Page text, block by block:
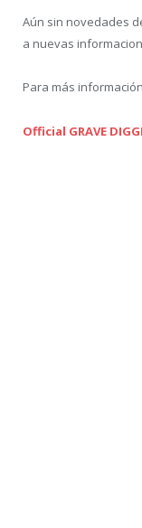
Aún sin novedades
a nuevas
Para más
Official GRAVE